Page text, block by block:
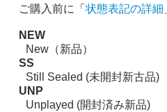
ご購入前に「 状態表記の詳細
NEW
New（新品）
SS
Still Sealed (未開封新古品)
UNP
Unplayed (開封済み新品)